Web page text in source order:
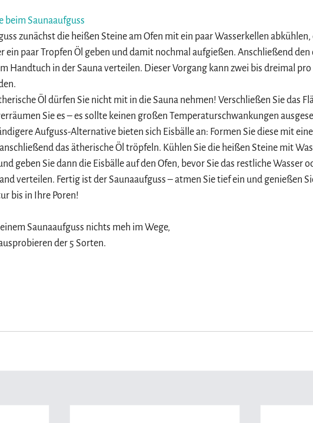
beim Saunaaufguss
zunächst die heißen Steine am Ofen mit ein paar Wasserkellen
ein paar Tropfen Öl geben und damit nochmal aufgießen. Anschließend
Handtuch in der Sauna verteilen. Dieser Vorgang kann zwei bis dreimal
Öl dürfen Sie nicht mit in die Sauna nehmen! Verschließen Sie das
Sie es – es sollte keinen großen Temperaturschwankungen
Aufguss-Alternative bieten sich Eisbälle an: Formen Sie diese mit
das ätherische Öl tröpfeln. Kühlen Sie die heißen Steine mit
geben Sie dann die Eisbälle auf den Ofen, bevor Sie das restliche Wasser
verteilen. Fertig ist der Saunaaufguss – atmen Sie tief ein und genießen
bis in Ihre Poren!
Saunaaufguss nichts meh im Wege,
der 5 Sorten.